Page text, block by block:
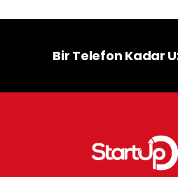
Bir Telefon Kadar